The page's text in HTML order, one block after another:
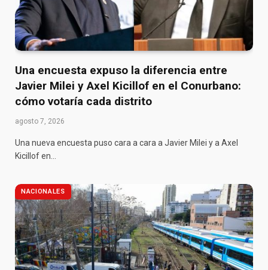
Una encuesta expuso la diferencia entre
Javier Milei y Axel Kicillof en el Conurbano:
cómo votaría cada distrito
agosto 7, 2026
Una nueva encuesta puso cara a cara a Javier Milei y a Axel
Kicillof en…
NACIONALES